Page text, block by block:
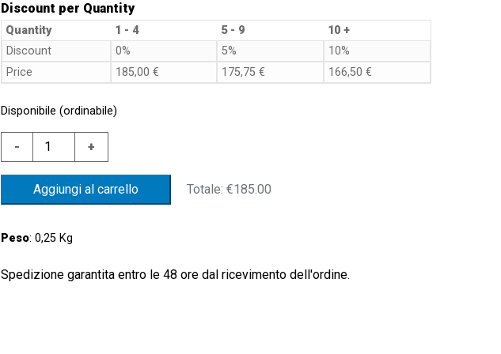
Discount per Quantity
Quantity 1 - 4 5 - 9
10 +
Discount
0% 5%
10%
Price
185,00€ 175,75€ 166,50€
Disponibile (ordinabile)
-
EPX02-
5ACIPWMR14
PRESS.
ELETTR.
0-
BAR
+
Aggiungi al carrello Totale:€185.00
Peso: 0,25 Kg
Spedizione garantita entro le 48 ore dal ricevimento dell'ordine.